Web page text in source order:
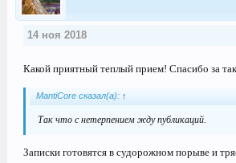
14 ноя 2018
Какой приятный теплый прием! Спасибо за
MantiCore сказал(а): ↑
Так что с нетерпением жду публикаций.
Записки готовятся в судорожном порыве и